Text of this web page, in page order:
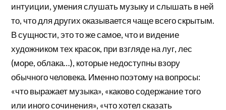
интуиции, умения слушать музыку и слышать в ней
то, что для других оказывается чаще всего скрытым.
В сущности, это то же самое, что и видение
художником тех красок, при взгляде на луг, лес
(море, облака…), которые недоступны взору
обычного человека. Именно поэтому на вопросы:
«что выражает музыка», «каково содержание того
или иного сочинения», «что хотел сказать